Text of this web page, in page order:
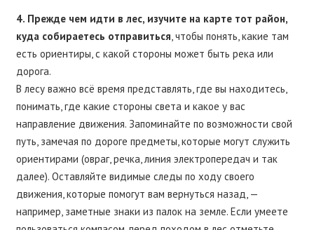
4. Прежде чем идти в лес, изучите на карте тот район,
куда собираетесь отправиться, чтобы понять, какие там
есть ориентиры, с какой стороны может быть река или
дорога.
В лесу важно всё время представлять, где вы находитесь,
понимать, где какие стороны света и какое у вас
направление движения. Запоминайте по возможности свой
путь, замечая по дороге предметы, которые могут служить
ориентирами (овраг, речка, линия электропередач и так
далее). Оставляйте видимые следы по ходу своего
движения, которые помогут вам вернуться назад, —
например, заметные знаки из палок на земле. Если умеете